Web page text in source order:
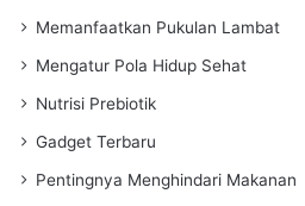
Memanfaatkan Pukulan Lambat
Mengatur Pola Hidup Sehat
Nutrisi Prebiotik
Gadget Terbaru
Pentingnya Menghindari Makanan